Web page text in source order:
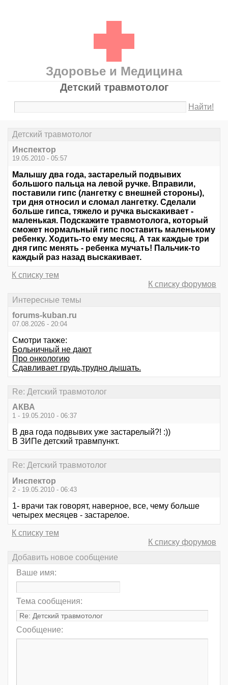
Здоровье и Медицина
Детский травмотолог
Найти!
Детский травмотолог
Инспектор
19.05.2010 - 05:57
Малышу два года, застарелый подвывих
большого пальца на левой ручке. Вправили,
поставили гипс (лангетку с внешней стороны),
три дня относил и сломал лангетку. Сделали
больше гипса, тяжело и ручка выскакивает -
маленькая. Подскажите травмотолога, который
сможет нормальный гипс поставить маленькому
ребенку. Ходить-то ему месяц. А так каждые три
дня гипс менять - ребенка мучать! Пальчик-то
каждый раз назад выскакивает.
К списку тем
К списку форумов
Интересные темы
forums-kuban.ru
07.08.2026 - 20:04
Смотри также:
Больничный не дают
Про онкологию
Сдавливает грудь,трудно дышать.
Re: Детский травмотолог
АКВА
1 - 19.05.2010 - 06:37
В два года подвывих уже застарелый?! :))
В ЗИПе детский травмпункт.
Re: Детский травмотолог
Инспектор
2 - 19.05.2010 - 06:43
1- врачи так говорят, наверное, все, чему больше
четырех месяцев - застарелое.
К списку тем
К списку форумов
Добавить новое сообщение
Ваше имя:
Тема сообщения:
Сообщение: